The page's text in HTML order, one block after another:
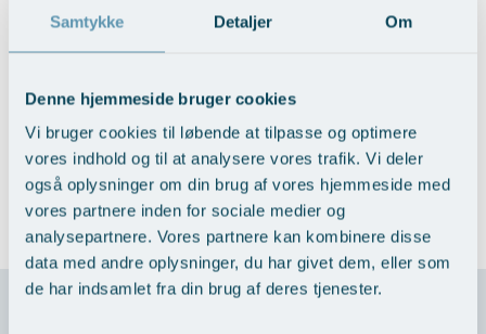
Samtykke Detaljer Om
Denne hjemmeside bruger cookies
Vi bruger cookies til løbende at tilpasse og optimere
vores indhold og til at analysere vores trafik. Vi deler
også oplysninger om din brug af vores hjemmeside med
vores partnere inden for sociale medier og
analysepartnere. Vores partnere kan kombinere disse
data med andre oplysninger, du har givet dem, eller som
de har indsamlet fra din brug af deres tjenester.
Priser
Konsultation klassisk
dermatologi (herunder vurdering
af mistænkelige modermærker og
helkropsundersøgelse af
modermærker)
2.150,-